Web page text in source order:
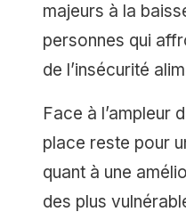
majeurs à la
personnes qui
de l’insécurité
Face à l’ampleur
place reste pour
quant à une
des plus